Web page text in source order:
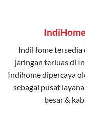
IndiHome tersedia
jaringan terluas di
Indihome dipercaya
sebagai pusat
besar &